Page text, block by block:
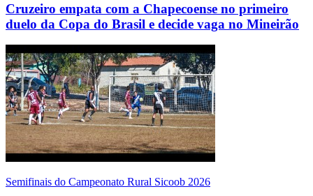
Cruzeiro empata com a Chapecoense no primeiro
duelo da Copa do Brasil e decide vaga no Mineirão
Semifinais do Campeonato Rural Sicoob 2026